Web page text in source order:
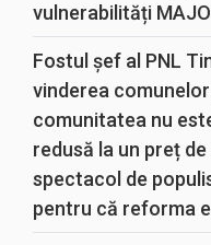
vulnerabilități
Fostul șef al PNL
vinderea
comunitatea nu
redusă la un preț
spectacol de
pentru că reforma